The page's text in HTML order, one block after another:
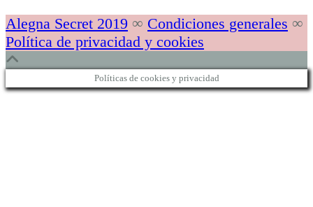
Alegna Secret 2019 ∞ Condiciones generales ∞
Política de privacidad y cookies
Políticas de cookies y privacidad